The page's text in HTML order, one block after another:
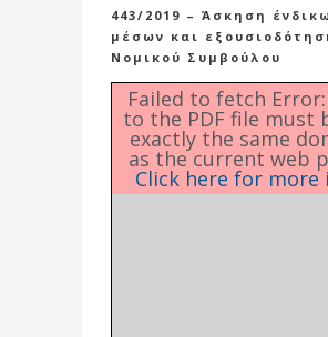
443/2019 – Άσκηση
μέσων και
Νομικού Συμβούλου
Failed to fetch Error:
to the PDF file must
exactly the same
as the current web
Click here for more